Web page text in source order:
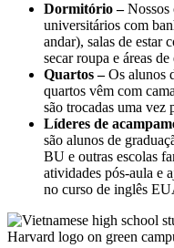
Dormitório –Nossos
universitários com
andar), salas de estar
secar roupa e áreas
Quartos –Os alunos
quartos vêm com
são trocadas uma vez
Líderes de
são alunos de
BU e outras escolas
atividades pós-aula e
no curso de inglês